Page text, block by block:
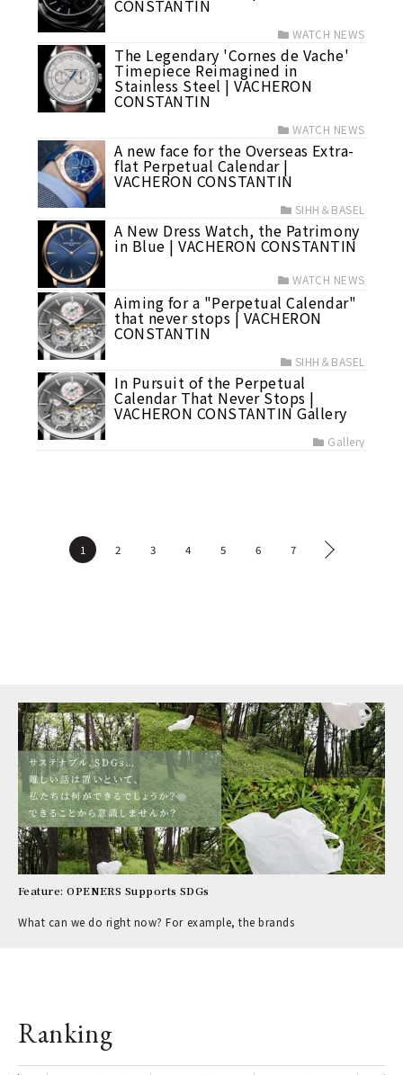
CONSTANTIN
WATCH NEWS
The Legendary 'Cornes de Vache'
Timepiece Reimagined in
Stainless Steel | VACHERON
CONSTANTIN
WATCH NEWS
A new face for the Overseas Extra-
flat Perpetual Calendar |
VACHERON CONSTANTIN
SIHH＆BASEL
A New Dress Watch, the Patrimony
in Blue | VACHERON CONSTANTIN
WATCH NEWS
Aiming for a "Perpetual Calendar"
that never stops | VACHERON
CONSTANTIN
SIHH＆BASEL
In Pursuit of the Perpetual
Calendar That Never Stops |
VACHERON CONSTANTIN Gallery
Gallery
1 2 3 4 5 6 7
Feature: OPENERS Supports SDGs
What can we do right now? For example, the brands
Ranking